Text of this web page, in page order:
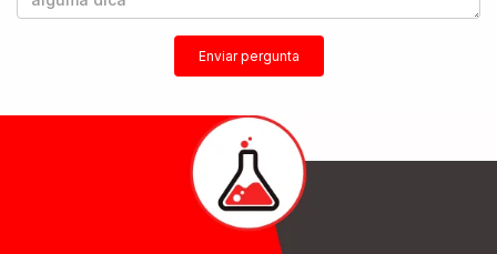
Enviar pergunta